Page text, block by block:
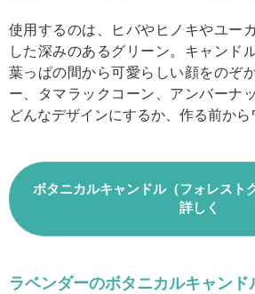
使用するのは、ヒバやヒノキやユー
した深みのあるグリーン。キャンド
葉っぱの間から可愛らしい顔をのぞ
ー、タマラックコーン、アンバーナ
どんなデザインにするか、作る前から
ボタニカルキャンドル（フォレスト
詳しく
ラベンダーのボタニカルキャンド